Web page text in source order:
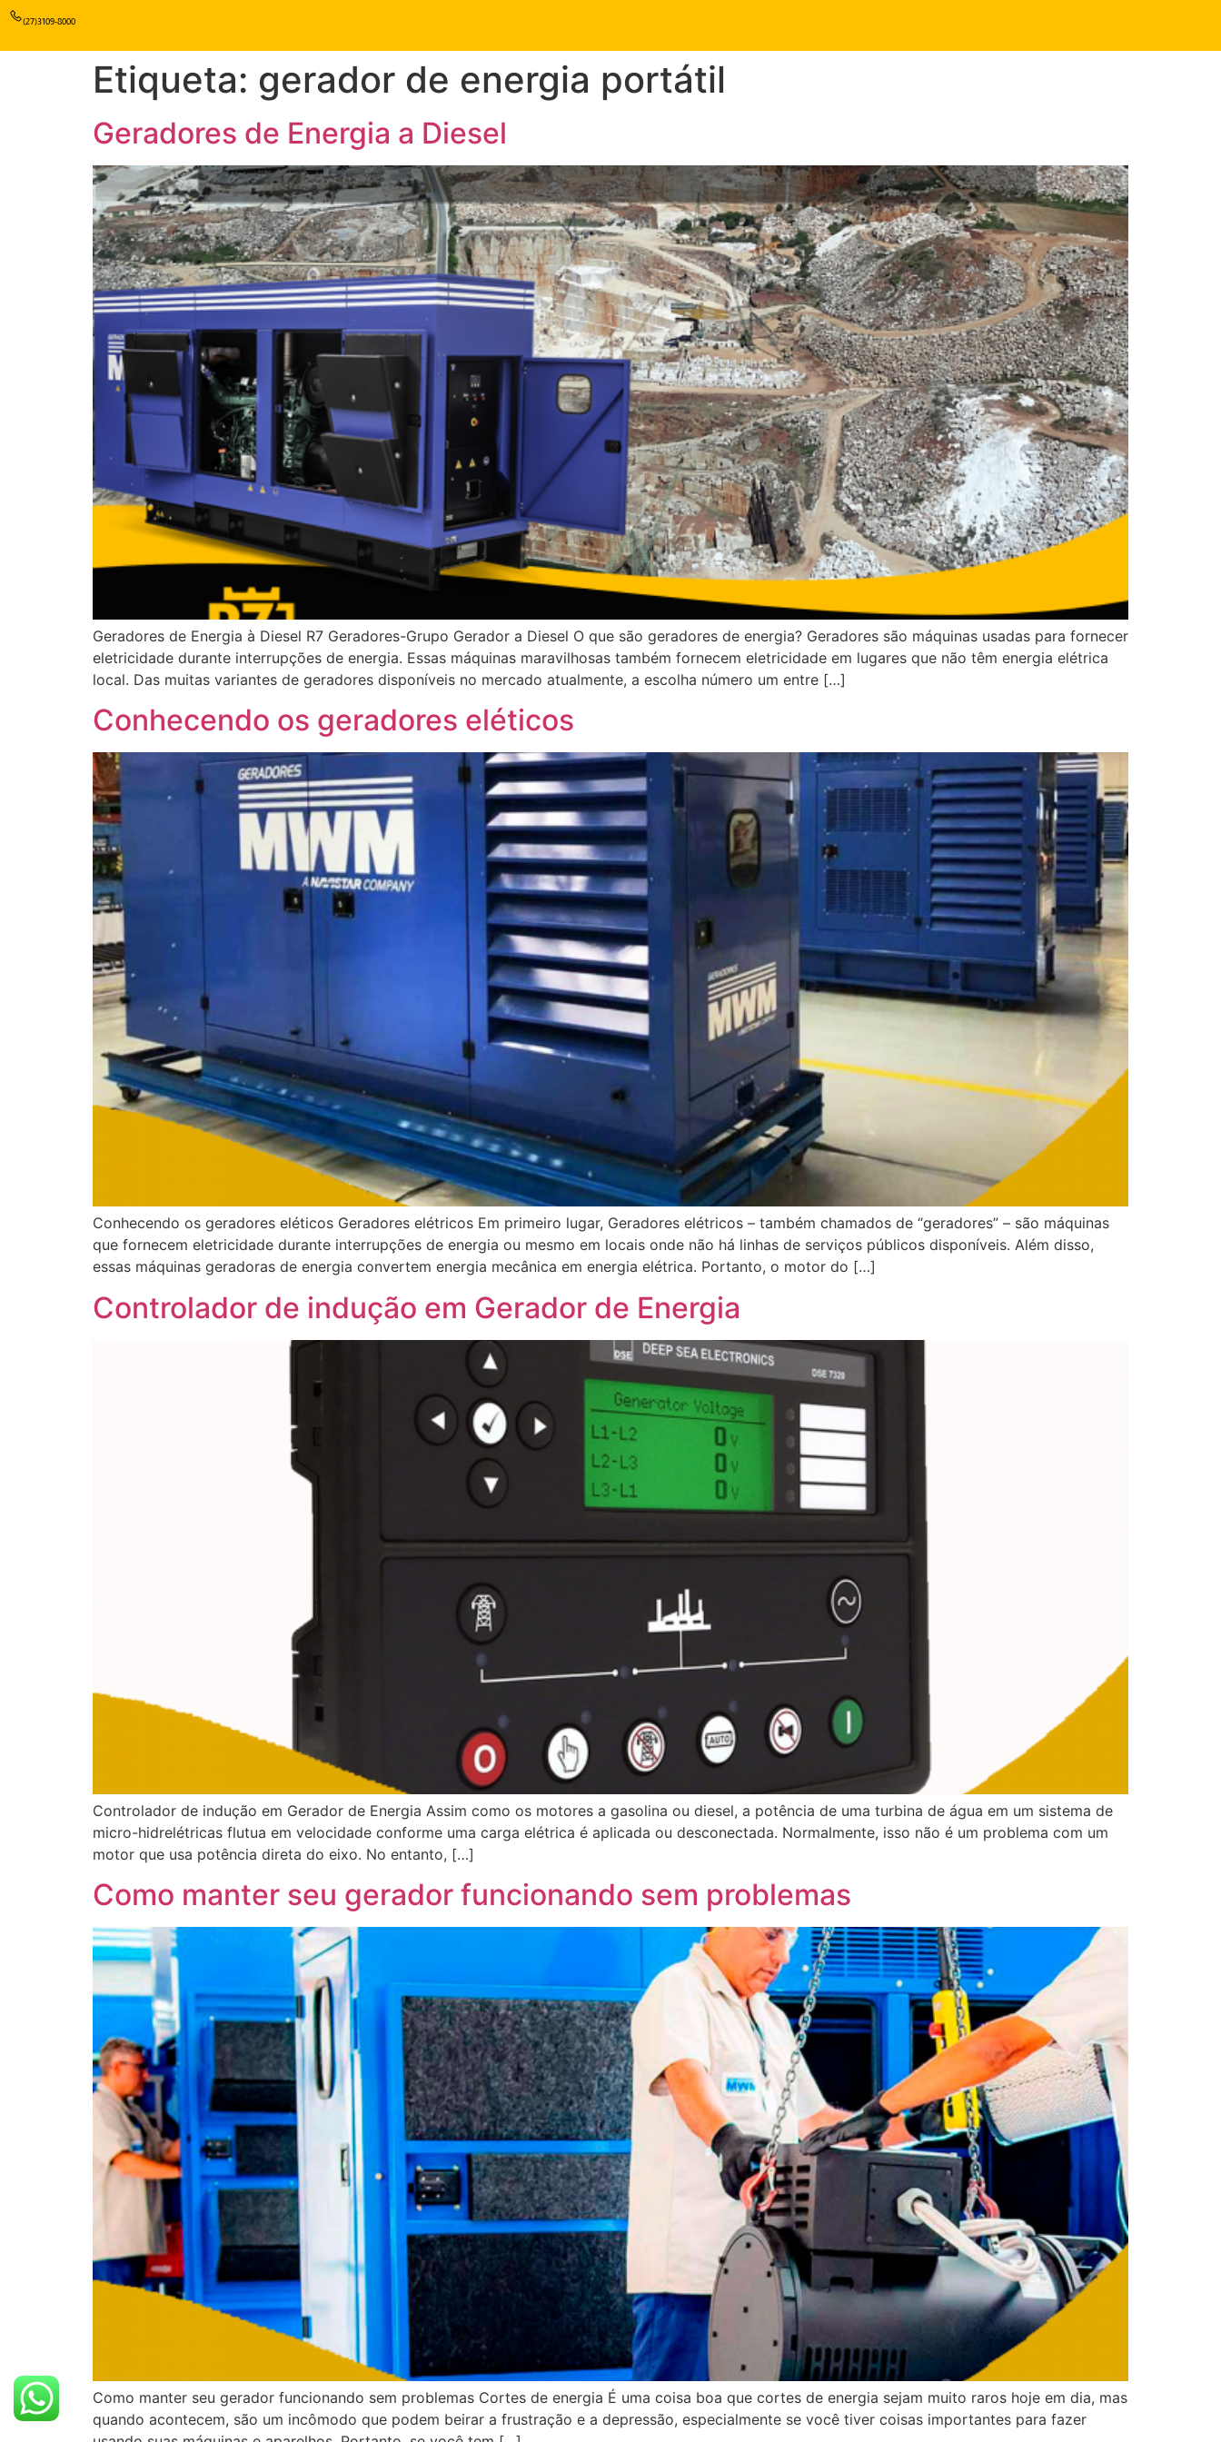
(27)3109-8000
Etiqueta: gerador de energia portátil
Geradores de Energia a Diesel
Geradores de Energia à Diesel R7 Geradores-Grupo Gerador a Diesel O que são geradores de energia? Geradores são máquinas usadas para fornecer
eletricidade durante interrupções de energia. Essas máquinas maravilhosas também fornecem eletricidade em lugares que não têm energia elétrica
local. Das muitas variantes de geradores disponíveis no mercado atualmente, a escolha número um entre […]
Conhecendo os geradores eléticos
Conhecendo os geradores eléticos Geradores elétricos Em primeiro lugar, Geradores elétricos – também chamados de “geradores” – são máquinas
que fornecem eletricidade durante interrupções de energia ou mesmo em locais onde não há linhas de serviços públicos disponíveis. Além disso,
essas máquinas geradoras de energia convertem energia mecânica em energia elétrica. Portanto, o motor do […]
Controlador de indução em Gerador de Energia
Controlador de indução em Gerador de Energia Assim como os motores a gasolina ou diesel, a potência de uma turbina de água em um sistema de
micro-hidrelétricas flutua em velocidade conforme uma carga elétrica é aplicada ou desconectada. Normalmente, isso não é um problema com um
motor que usa potência direta do eixo. No entanto, […]
Como manter seu gerador funcionando sem problemas
Como manter seu gerador funcionando sem problemas Cortes de energia É uma coisa boa que cortes de energia sejam muito raros hoje em dia, mas
quando acontecem, são um incômodo que podem beirar a frustração e a depressão, especialmente se você tiver coisas importantes para fazer